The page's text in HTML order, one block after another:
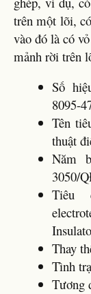
trên một lõi,
vào đó là có
mảnh rời trên
Số
8095-
Tên
thuật
Năm
3050/
Tiêu
Thay
Tình
Tương